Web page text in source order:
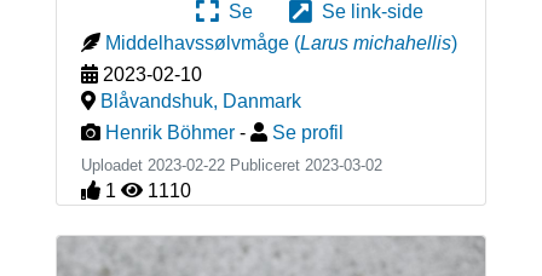
Se
Se link-side
Middelhavssølvmåge (Larus michahellis)
2023-02-10
Blåvandshuk, Danmark
Henrik Böhmer - Se profil
Uploadet 2023-02-22 Publiceret 2023-03-02
1 1110